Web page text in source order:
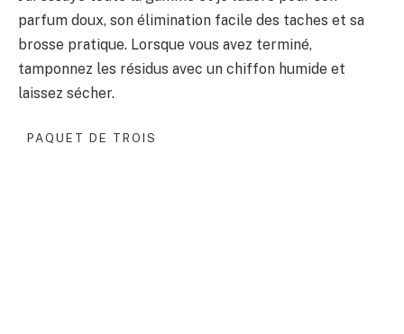
parfum doux, son élimination facile des taches et sa
brosse pratique. Lorsque vous avez terminé,
tamponnez les résidus avec un chiffon humide et
laissez sécher.
PAQUET DE TROIS